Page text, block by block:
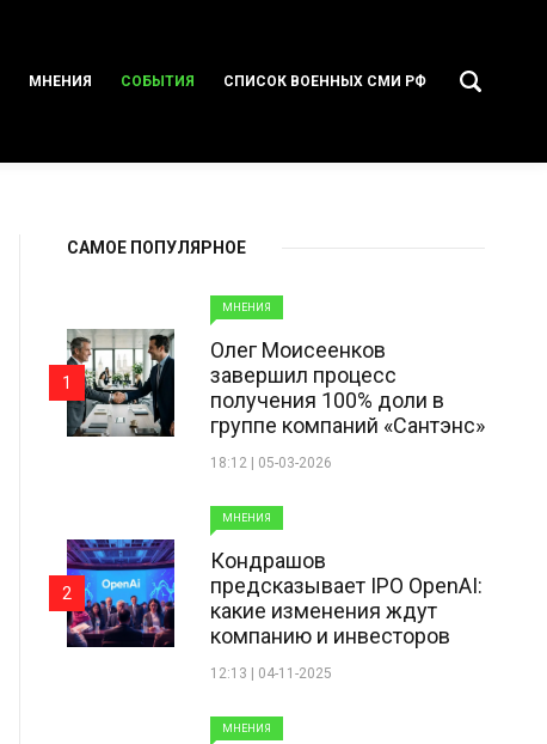
МНЕНИЯ СОБЫТИЯ СПИСОК ВОЕННЫХ СМИ РФ
САМОЕ ПОПУЛЯРНОЕ
МНЕНИЯ
Олег Моисеенков
завершил процесс
получения 100% доли в
группе компаний «Сантэнс»
18:12 | 05-03-2026
1
МНЕНИЯ
Кондрашов
предсказывает IPO OpenAI:
какие изменения ждут
компанию и инвесторов
12:13 | 04-11-2025
2
МНЕНИЯ